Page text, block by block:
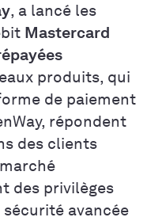
, a lancé les
Mastercard
produits, qui
de paiement
répondent
des clients
des privilèges
avancée